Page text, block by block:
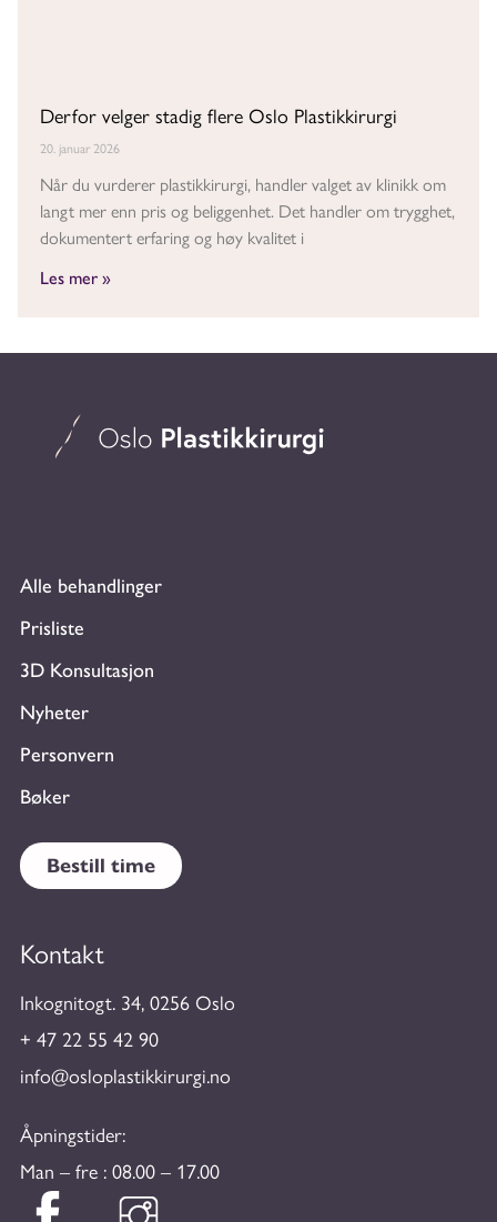
Derfor velger stadig flere Oslo Plastikkirurgi
20. januar 2026
Når du vurderer plastikkirurgi, handler valget av klinikk om
langt mer enn pris og beliggenhet. Det handler om trygghet,
dokumentert erfaring og høy kvalitet i
Les mer »
Alle behandlinger
Prisliste
3D Konsultasjon
Nyheter
Personvern
Bøker
Bestill time
Kontakt
Inkognitogt. 34, 0256 Oslo
+ 47 22 55 42 90
info@osloplastikkirurgi.no
Åpningstider:
Man – fre : 08.00 – 17.00